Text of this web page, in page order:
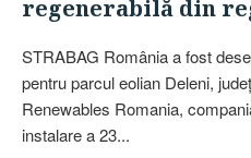
regenerabilă din
STRABAG România a fost
pentru parcul eolian Deleni,
Renewables Romania,
instalare a 23...